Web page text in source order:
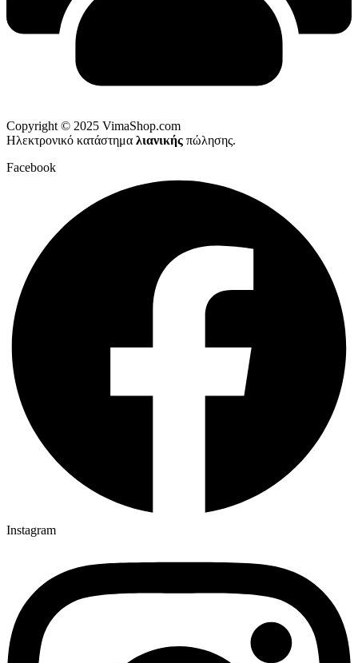
Copyright © 2025 VimaShop.com
Ηλεκτρονικό κατάστημα λιανικής πώλησης.
Facebook
Instagram